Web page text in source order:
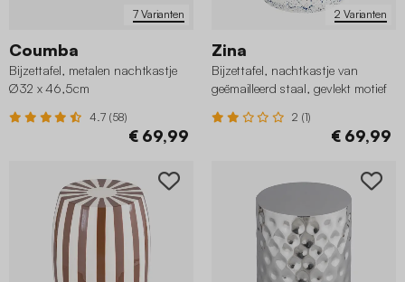
7 Varianten
Coumba
Bijzettafel, metalen nachtkastje
Ø32 x 46,5cm
4.7 (58)
€ 69,99
2 Varianten
Zina
Bijzettafel, nachtkastje van
geëmailleerd staal, gevlekt motief
2 (1)
€ 69,99